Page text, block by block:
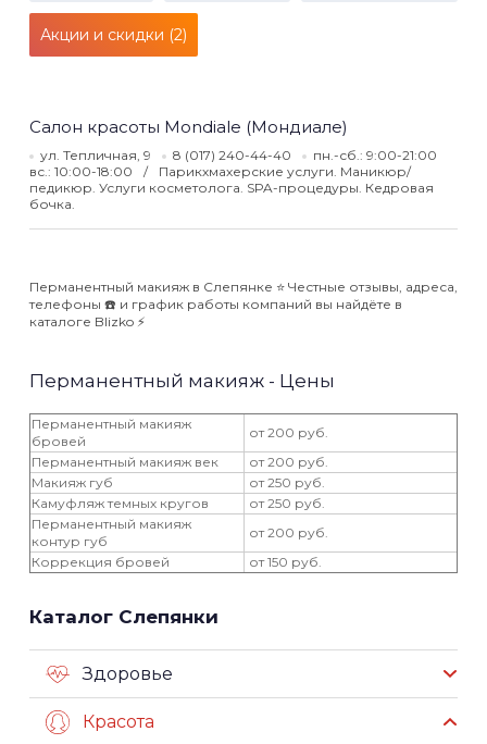
Акции и скидки (2)
Салон красоты Mondiale (Мондиале)
ул. Тепличная, 9 8 (017) 240-44-40
пн.-сб.: 9:00-21:00
вс.: 10:00-18:00
Парикхмахерские услуги. Маникюр/
педикюр. Услуги косметолога. SPA-процедуры. Кедровая
бочка.
Перманентный макияж в Слепянке ⭐️ Честные отзывы, адреса,
телефоны ☎️ и график работы компаний вы найдёте в
каталоге Blizko ⚡️
Перманентный макияж - Цены
Перманентный макияж
бровей
от 200 руб.
Перманентный макияж век
от 200 руб.
Макияж губ
от 250 руб.
Камуфляж темных кругов
от 250 руб.
Перманентный макияж
контур губ
от 200 руб.
Коррекция бровей
от 150 руб.
Каталог Слепянки
Здоровье
Красота